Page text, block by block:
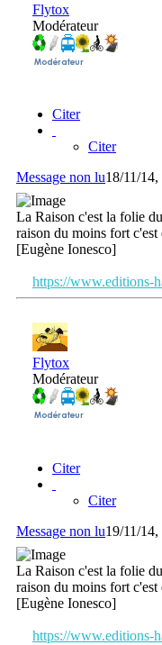
Flytox
Modérateur
Citer
Citer
Message non lu18/11/
La Raison c'est la folie
raison du moins fort c'est
[Eugène Ionesco]
https://www.editions-
Flytox
Modérateur
Citer
Citer
Message non lu19/11/
La Raison c'est la folie
raison du moins fort c'est
[Eugène Ionesco]
https://www.editions-